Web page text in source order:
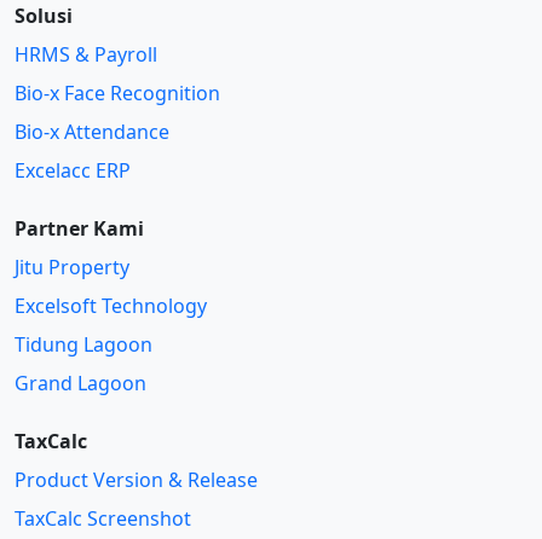
i
g
a
i
o
g
Solusi
HRMS & Payroll
Bio-x Face Recognition
Bio-x Attendance
Excelacc ERP
Partner Kami
Jitu Property
Excelsoft Technology
Tidung Lagoon
Grand Lagoon
TaxCalc
Product Version & Release
TaxCalc Screenshot